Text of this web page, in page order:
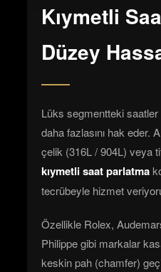
Kıymetli
Düzey
Lüks segmentteki saatler
daha fazlasını hak eder.
çelik (316L / 904L) veya
kıymetli saat parlatma
tecrübeyle hizmet
Özellikle Rolex,
Philippe gibi markalar
keskin pah (chamfer)